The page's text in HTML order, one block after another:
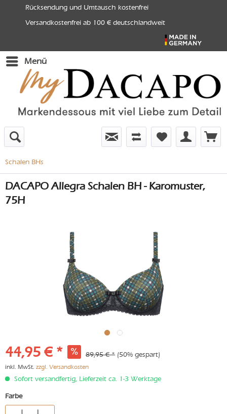
Rücksendung und Umtausch kostenfrei
Versandkostenfrei ab 100 € deutschlandweit
Menü
Schalen BHs
DACAPO Allegra Schalen BH - Karomuster,
75H
44,95 € * 89,95 € * (50% gespart)
inkl. MwSt. zzgl. Versandkosten
Sofort versandfertig, Lieferzeit ca. 1-3 Werktage
Farbe